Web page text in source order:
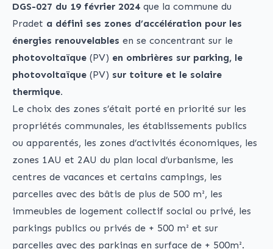
DGS-027 du 19 février 2024 que la commune du
Pradet a défini ses zones d’accélération pour les
énergies renouvelables en se concentrant sur le
photovoltaïque (PV) en ombrières sur parking, le
photovoltaïque (PV) sur toiture et le solaire
thermique.
Le choix des zones s’était porté en priorité sur les
propriétés communales, les établissements publics
ou apparentés, les zones d’activités économiques, les
zones 1AU et 2AU du plan local d’urbanisme, les
centres de vacances et certains campings, les
parcelles avec des bâtis de plus de 500 m², les
immeubles de logement collectif social ou privé, les
parkings publics ou privés de + 500 m² et sur
parcelles avec des parkings en surface de + 500m².